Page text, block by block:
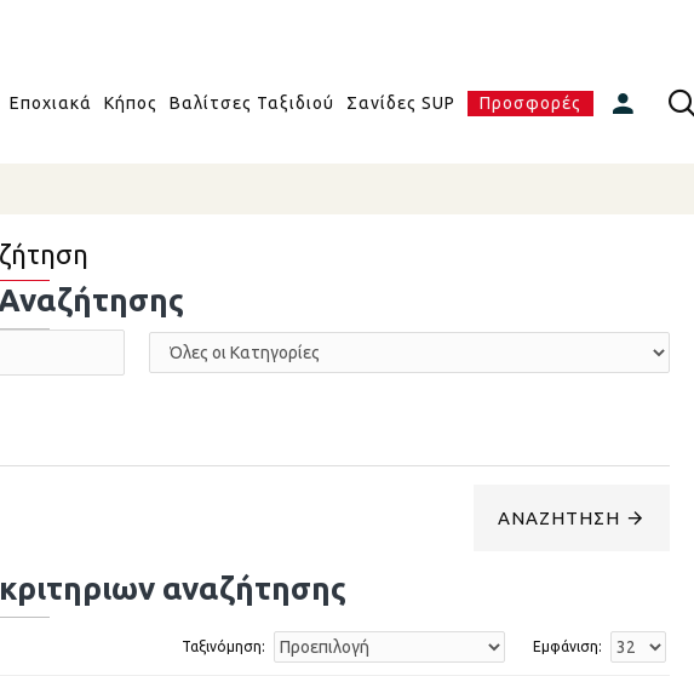
Εποχιακά Κήπος Βαλίτσες Ταξιδιού Σανίδες SUP Προσφορές
ΑΝΑΖΉΤΗΣΗ
αναζήτησης
Ταξινόμηση: Εμφάνιση: